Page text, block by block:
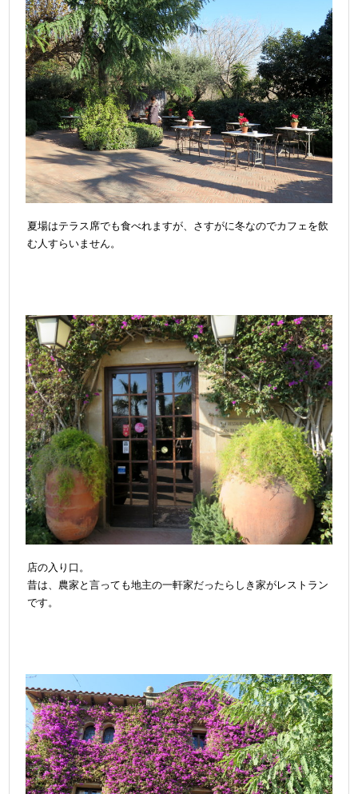
夏場はテラス席でも食べれますが、さすがに冬なのでカフェを飲
む人すらいません。
店の入り口。
昔は、農家と言っても地主の一軒家だったらしき家がレストラン
です。